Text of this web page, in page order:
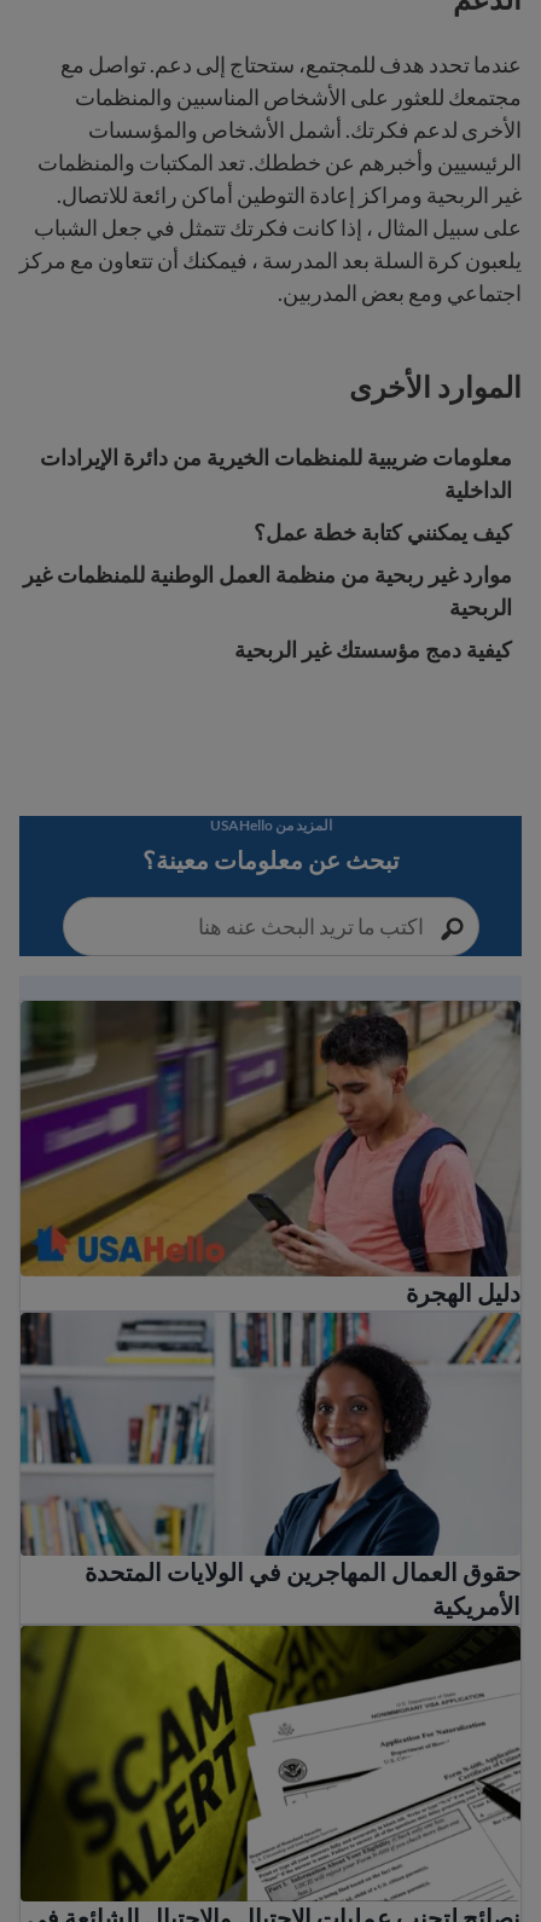
عندما تحدد هدف للمجتمع، ستحتاج إلى دعم. تواصل مع
مجتمعك للعثور على الأشخاص المناسبين والمنظمات
الأخرى لدعم فكرتك. أشمل الأشخاص والمؤسسات
الرئيسيين وأخبرهم عن خططك. تعد المكتبات والمنظمات
غير الربحية ومراكز إعادة التوطين أماكن رائعة للاتصال.
على سبيل المثال ، إذا كانت فكرتك تتمثل في جعل الشباب
يلعبون كرة السلة بعد المدرسة ، فيمكنك أن تتعاون مع مركز
اجتماعي ومع بعض المدربين.
الموارد الأخرى
معلومات ضريبية للمنظمات الخيرية من دائرة الإيرادات
الداخلية
كيف يمكنني كتابة خطة عمل؟
موارد غير ربحية من منظمة العمل الوطنية للمنظمات غير
الربحية
كيفية دمج مؤسستك غير الربحية
المزيد من USAHello
تبحث عن معلومات معينة؟
دليل الهجرة
دليل الهجرة
حقوق العمال المهاجرين في الولايات المتحدة الأمريكية
حقوق العمال المهاجرين في الولايات المتحدة
الأمريكية
نصائح لتجنب عمليات الاحتيال والاحتيال الشائعة في مجال